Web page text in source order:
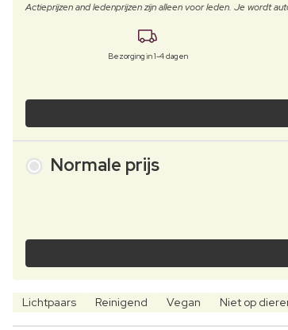
Actieprijzen and ledenprijzen zijn alleen voor leden. Je wordt
Bezorging in 1-4 dagen
Normale prijs
Lichtpaars Reinigend Vegan Niet op